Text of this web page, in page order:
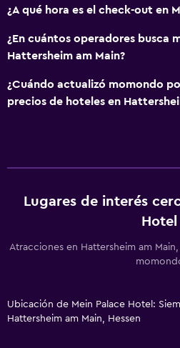
¿A qué hora es el check-out en
¿En cuántos operadores busca
Hattersheim am Main?
¿Cuándo actualizó momondo
precios de hoteles en
Lugares de interés
Hotel
Atracciones en Hattersheim am
Ubicación de Mein Palace Hotel:
Hattersheim am Main, Hessen